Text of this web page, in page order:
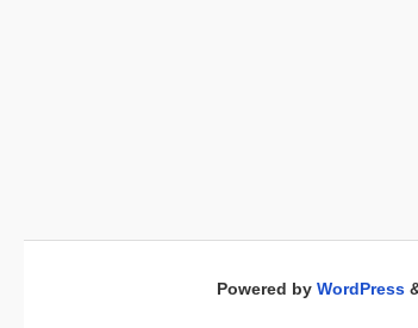
Powered by WordPress